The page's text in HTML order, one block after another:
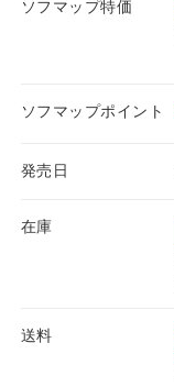
ソフマップ特価
ソフマップポイント
発売日
在庫
送料